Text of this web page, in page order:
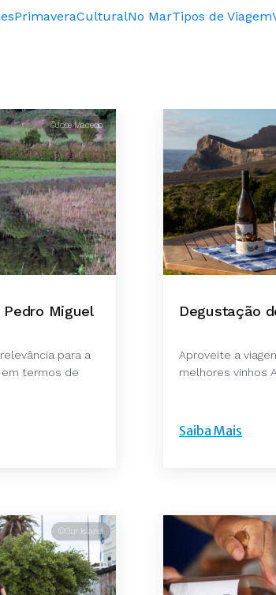
PrimaveraCulturalNo MarTipos de Viagem
©José Macedo
Miguel
para a
termos de
Degustação
Aproveite a
melhores vinhos
Saiba Mais
©Our Island